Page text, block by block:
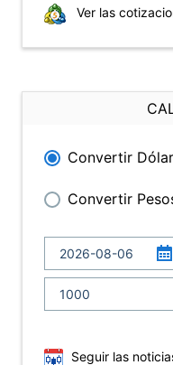
Ver las
Convertir
Convertir
Seguir las